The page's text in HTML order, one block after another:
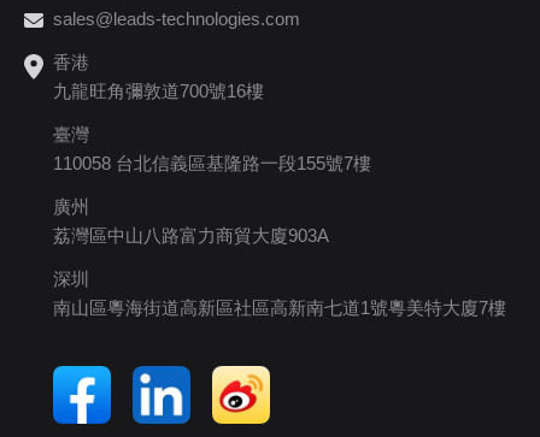
sales@leads-technologies.com
香港
九龍旺角彌敦道700號16樓
臺灣
110058 台北信義區基隆路一段155號7樓
廣州
荔灣區中山八路富力商貿大廈903A
深圳
南山區粵海街道高新區社區高新南七道1號粵美特大廈7樓